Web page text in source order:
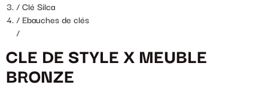
Clé Silca
Ebauches de clés
/
CLE DE STYLE X MEUBLE
BRONZE